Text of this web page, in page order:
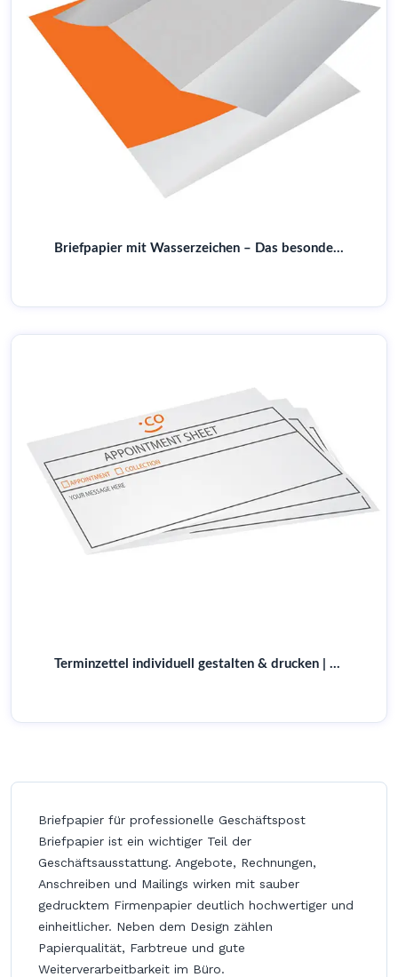
Briefpapier mit Wasserzeichen – Das besondere Detail für Ihre Geschäftspost | Jetzt online bestellen
Terminzettel individuell gestalten & drucken | Für Arztpraxen & mehr | Online bestellen
Briefpapier für professionelle Geschäftspost
Briefpapier ist ein wichtiger Teil der
Geschäftsausstattung. Angebote, Rechnungen,
Anschreiben und Mailings wirken mit sauber
gedrucktem Firmenpapier deutlich hochwertiger und
einheitlicher. Neben dem Design zählen
Papierqualität, Farbtreue und gute
Weiterverarbeitbarkeit im Büro.